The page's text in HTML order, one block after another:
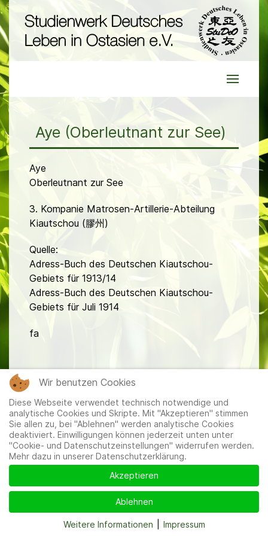
Aye (Oberleutnant zur See)
Aye
Oberleutnant zur See
3. Kompanie Matrosen-Artillerie-Abteilung
Kiautschou (膠州)
Quelle:
Adress-Buch des Deutschen Kiautschou-
Gebiets für 1913/14
Adress-Buch des Deutschen Kiautschou-
Gebiets für Juli 1914
fa
Mitglieder|Impressum|Datenschutzerklärung |Cookie-
und Datenschutzeinstellungen
Wir benutzen Cookies
Diese Webseite verwendet technisch notwendige und
analytische Cookies und Skripte. Mit "Akzeptieren" stimmen
Sie allen zu, bei "Ablehnen" werden analytische Cookies
deaktiviert. Einwilligungen können jederzeit unten unter
"Cookie- und Datenschutzeinstellungen" widerrufen werden.
Mehr dazu in unserer Datenschutzerklärung.
Akzeptieren
Ablehnen
Weitere Informationen Impressum